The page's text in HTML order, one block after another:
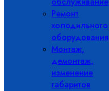
Ремонт
холодильного
оборудования
Монтаж,
демонтаж,
изменение
габаритов